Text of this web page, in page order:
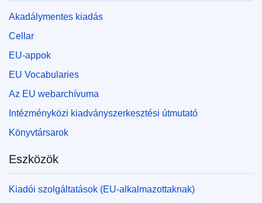
Akadálymentes kiadás
Cellar
EU-appok
EU Vocabularies
Az EU webarchívuma
Intézményközi kiadványszerkesztési útmutató
Könyvtársarok
Eszközök
Kiadói szolgáltatások (EU-alkalmazottaknak)